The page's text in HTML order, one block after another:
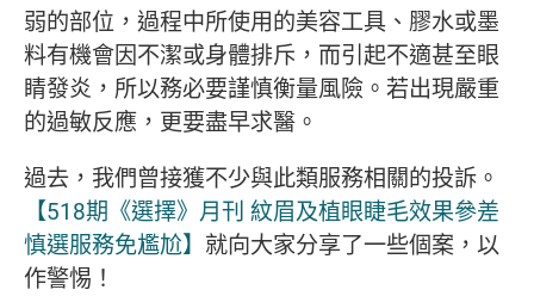
弱的部位，過程中所使用的美容工具、膠水或墨
料有機會因不潔或身體排斥，而引起不適甚至眼
睛發炎，所以務必要謹慎衡量風險。若出現嚴重
的過敏反應，更要盡早求醫。
過去，我們曾接獲不少與此類服務相關的投訴。
【518期《選擇》月刊 紋眉及植眼睫毛效果參差
慎選服務免尷尬】 就向大家分享了一些個案，以
作警惕！